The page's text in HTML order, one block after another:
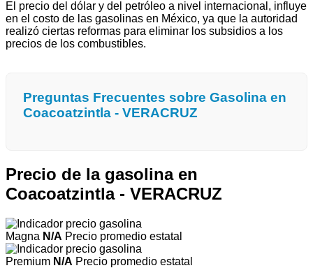
El precio del dólar y del petróleo a nivel internacional, influye
en el costo de las gasolinas en México, ya que la autoridad
realizó ciertas reformas para eliminar los subsidios a los
precios de los combustibles.
Preguntas Frecuentes sobre Gasolina en
Coacoatzintla - VERACRUZ
Precio de la gasolina en
Coacoatzintla - VERACRUZ
Magna N/A Precio promedio estatal
Premium N/A Precio promedio estatal